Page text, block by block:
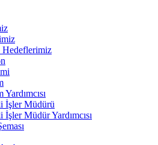
Hedeflerimiz
İşler Müdürü
Müdür Yardımcısı